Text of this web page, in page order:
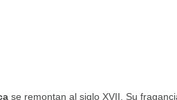
se remontan al siglo XVII. Su